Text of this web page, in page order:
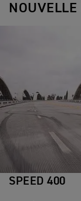
NOUVELLE
SPEED 400